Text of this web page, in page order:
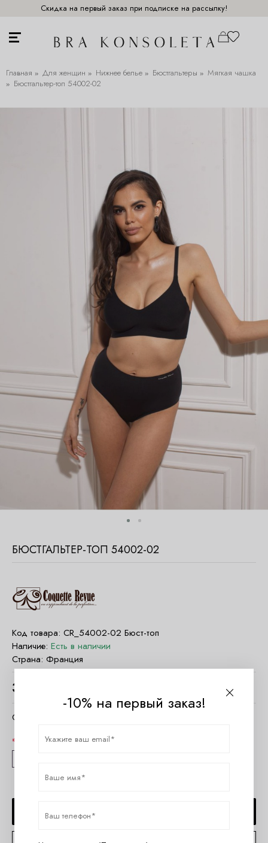
Скидка на первый заказ при подписке на рассылку!
Главная Для женщин Нижнее белье Бюстгальтеры
Мягкая чашка
Бюстгальтер-топ 54002-02
БЮСТГАЛЬТЕР-ТОП 54002-02
Код товара: CR_54002-02 Бюст-топ
Наличие: Есть в наличии
Страна: Франция
3180
Очистить параметры
Размер
ДОБАВИТЬ В КОРЗИНУ
-10% на первый заказ!